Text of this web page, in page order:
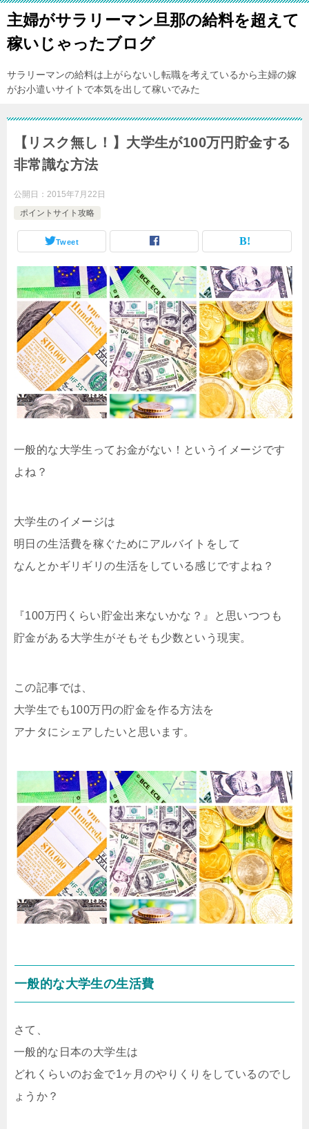
主婦がサラリーマン旦那の給料を超えて
稼いじゃったブログ
サラリーマンの給料は上がらないし転職を考えているから主婦の嫁
がお小遣いサイトで本気を出して稼いでみた
【リスク無し！】大学生が100万円貯金する
非常識な方法
公開日： 2015年7月22日
ポイントサイト攻略
Tweet
一般的な大学生ってお金がない！というイメージです
よね？
大学生のイメージは
明日の生活費を稼ぐためにアルバイトをして
なんとかギリギリの生活をしている感じですよね？
『100万円くらい貯金出来ないかな？』と思いつつも
貯金がある大学生がそもそも少数という現実。
この記事では、
大学生でも100万円の貯金を作る方法を
アナタにシェアしたいと思います。
一般的な大学生の生活費
さて、
一般的な日本の大学生は
どれくらいのお金で1ヶ月のやりくりをしているのでし
ょうか？